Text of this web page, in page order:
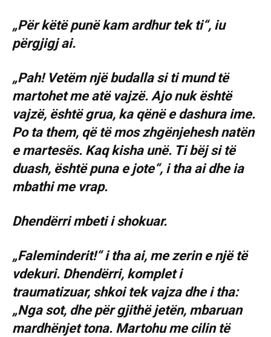
„Për këtë punë kam ardhur tek ti“, iu
përgjigj ai.
„Pah! Vetëm një budalla si ti mund të
martohet me atë vajzë. Ajo nuk është
vajzë, është grua, ka qënë e dashura ime.
Po ta them, që të mos zhgënjehesh natën
e martesës. Kaq kisha unë. Ti bëj si të
duash, është puna e jote“, i tha ai dhe ia
mbathi me vrap.
Dhendërri mbeti i shokuar.
„Faleminderit!“ i tha ai, me zerin e një të
vdekuri. Dhendërri, komplet i
traumatizuar, shkoi tek vajza dhe i tha:
„Nga sot, dhe për gjithë jetën, mbaruan
mardhënjet tona. Martohu me cilin të